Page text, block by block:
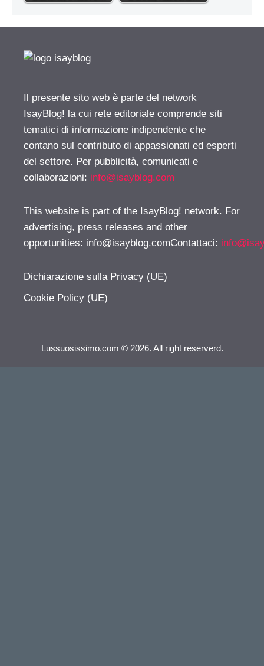
Il presente sito web è parte del network
IsayBlog! la cui rete editoriale comprende siti
tematici di informazione indipendente che
contano sul contributo di appassionati ed esperti
del settore. Per pubblicità, comunicati e
collaborazioni: info@isayblog.com
This website is part of the IsayBlog! network. For
advertising, press releases and other
opportunities: info@isayblog.comContattaci:
Dichiarazione sulla Privacy (UE)
Cookie Policy (UE)
Lussuosissimo.com © 2026. All right reserverd.